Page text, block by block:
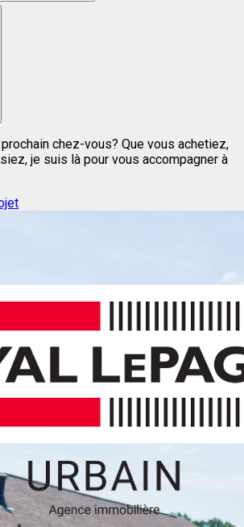
chez-vous? Que vous achetiez,
je suis là pour vous accompagner à